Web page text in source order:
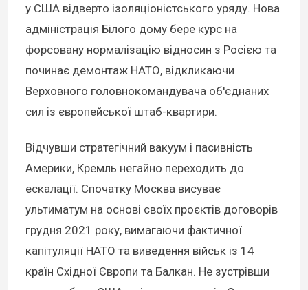
у США відверто ізоляціоністського уряду. Нова
адміністрація Білого дому бере курс на
форсовану нормалізацію відносин з Росією та
починає демонтаж НАТО, відкликаючи
Верховного головнокомандувача об'єднаних
сил із європейської штаб-квартири.
Відчувши стратегічний вакуум і пасивність
Америки, Кремль негайно переходить до
ескалації. Спочатку Москва висуває
ультиматум на основі своїх проєктів договорів
грудня 2021 року, вимагаючи фактичної
капітуляції НАТО та виведення військ із 14
країн Східної Європи та Балкан. Не зустрівши